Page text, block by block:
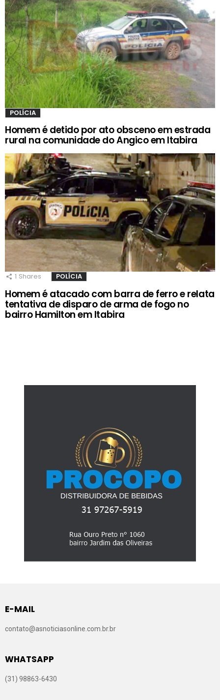
POLÍCIA
Homem é detido por ato obsceno em estrada
rural na comunidade do Angico em Itabira
1 Shares POLÍCIA
Homem é atacado com barra de ferro e relata
tentativa de disparo de arma de fogo no
bairro Hamilton em Itabira
E-MAIL
contato@asnoticiasonline.com.br.br
WHATSAPP
(31) 98863-6430